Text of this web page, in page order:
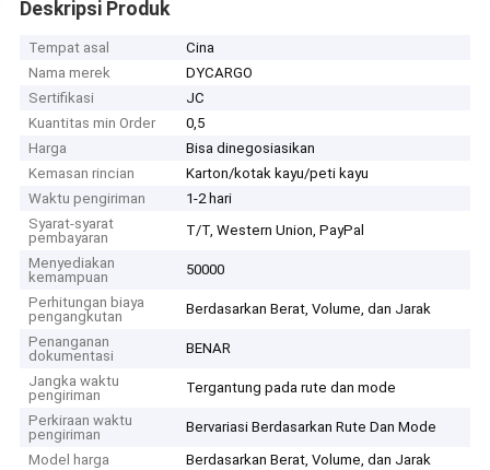
Deskripsi Produk
Tempat asal
Cina
Nama merek
DYCARGO
Sertifikasi
JC
Kuantitas min Order
0,5
Harga
Bisa dinegosiasikan
Kemasan rincian
Karton/kotak kayu/peti kayu
Waktu pengiriman
1-2 hari
Syarat-syarat
pembayaran
T/T, Western Union, PayPal
Menyediakan
kemampuan
50000
Perhitungan biaya
pengangkutan
Berdasarkan Berat, Volume, dan Jarak
Penanganan
dokumentasi
BENAR
Jangka waktu
pengiriman
Tergantung pada rute dan mode
Perkiraan waktu
pengiriman
Bervariasi Berdasarkan Rute Dan Mode
Model harga
Berdasarkan Berat, Volume, dan Jarak